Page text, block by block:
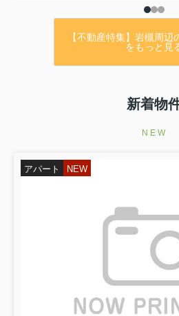
【不動産特集】岩槻周辺
をもっと見
新着物
NEW
アパート NEW